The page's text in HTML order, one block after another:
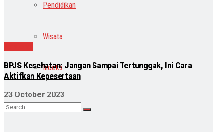
Pendidikan
Wisata
Indeks
BPJS Kesehatan: Jangan Sampai Tertunggak, Ini Cara
Aktifkan Kepesertaan
23 October 2023